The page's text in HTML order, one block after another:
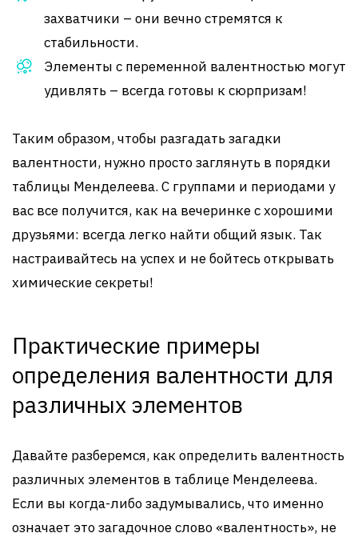
захватчики – они вечно стремятся к
стабильности.
Элементы с переменной валентностью могут
удивлять – всегда готовы к сюрпризам!
Таким образом, чтобы разгадать загадки
валентности, нужно просто заглянуть в порядки
таблицы Менделеева. С группами и периодами у
вас все получится, как на вечеринке с хорошими
друзьями: всегда легко найти общий язык. Так
настраивайтесь на успех и не бойтесь открывать
химические секреты!
Практические примеры
определения валентности для
различных элементов
Давайте разберемся, как определить валентность
различных элементов в таблице Менделеева.
Если вы когда-либо задумывались, что именно
означает это загадочное слово «валентность», не